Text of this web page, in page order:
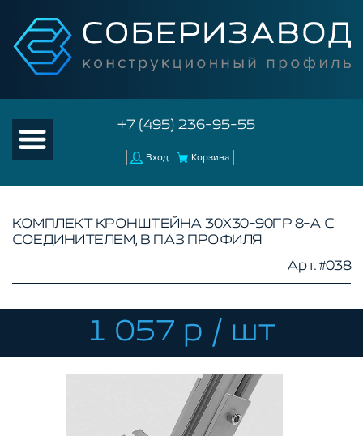
+7 (495) 236-95-55
Вход Корзина
КАТАЛОГ ТОВАРОВ
КОНСТРУКЦИОННЫЙ ПРОФИЛЬ
КОМПЛЕКТУЮЩИЕ К ЧПУ
АКСЕССУАРЫ ДЛЯ V-ПАЗА
Т-БОЛТЫ И Т-ГАЙКИ
КОМПЛЕКТ КРОНШТЕЙНА 30Х30-90ГР 8-А С
СОЕДИНИТЕЛЕМ, В ПАЗ ПРОФИЛЯ
Арт. #038
1 057 р / шт